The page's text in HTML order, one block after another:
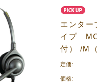
エンター
イプ
付） /M
定価:
価格: